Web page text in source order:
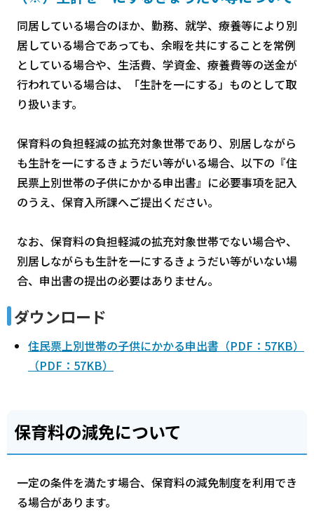
同居している場合のほか、勤務、就学、療養等により別
居している場合であっても、余暇を共にすることを常例
としている場合や、生活費、学資金、療養費等の送金が
行われている場合は、「生計を一にする」ものとして取
り扱います。
保育料の負担軽減の拡充対象世帯であり、別居しながら
も生計を一にするきょうだい等がいる場合、以下の『住
民票上別世帯の子供にかかる申出書』に必要事項を記入
のうえ、保育入所課へご提出ください。
なお、保育料の負担軽減の拡充対象世帯でない場合や、
別居しながらも生計を一にするきょうだい等がいない場
合、申出書の提出の必要はありません。
ダウンロード
住民票上別世帯の子供にかかる申出書（PDF：57KB）
（PDF：57KB）
保育料の減免について
一定の条件を満たす場合、保育料の減免制度を利用でき
る場合があります。